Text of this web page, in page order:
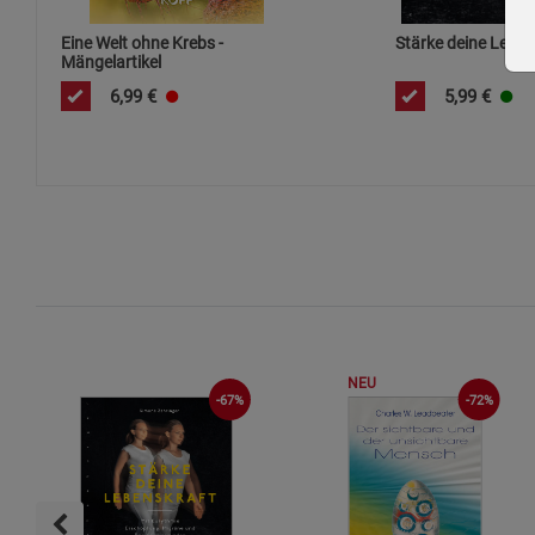
Eine Welt ohne Krebs -
Mängelartikel
6,99 €
Stärke deine
5,99 €
-67%
NEU
-72%